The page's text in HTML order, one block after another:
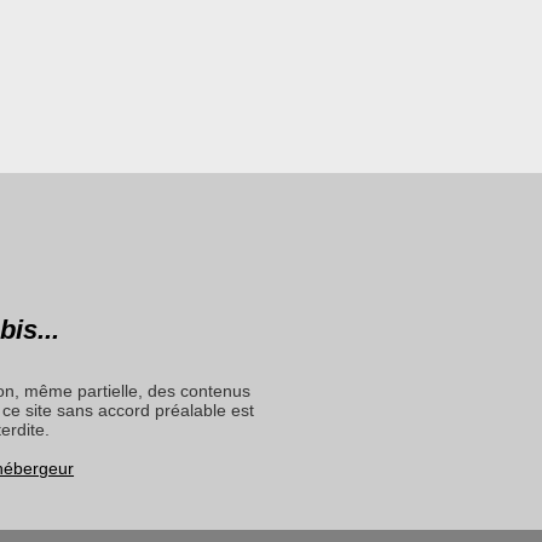
même partielle, des contenus
site sans accord préalable est